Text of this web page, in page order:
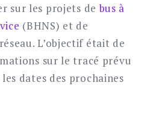
sur les projets debus à
(BHNS) et de
L’objectif était de
sur le tracé prévu
dates des prochaines